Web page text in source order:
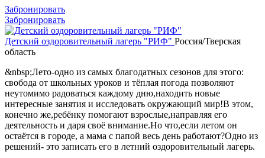
Забронировать
Забронировать
Детский оздоровительный лагерь "РИФ" Россия/Тверская
область
&nbsp;Лето-одно из самых благодатных сезонов для этого:
свобода от школьных уроков и тёплая погода позволяют
неутомимо радоваться каждому дню,находить новые
интересные занятия и исследовать окружающий мир!В этом,
конечно же,ребёнку помогают взрослые,направляя его
деятельность и даря своё внимание.Но что,если летом он
остаётся в городе, а мама с папой весь день работают?Одно из
решений- это записать его в летний оздоровительный лагерь.